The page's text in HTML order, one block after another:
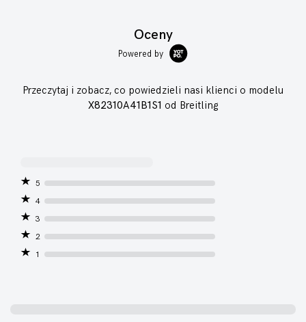
Oceny
Powered by
Przeczytaj i zobacz, co powiedzieli nasi klienci o modelu
X82310A41B1S1 od Breitling
5
4
3
2
1